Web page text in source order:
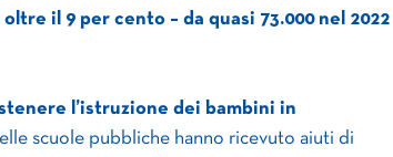
il 9 per cento – da quasi 73.000 nel 2022
l’istruzione dei bambini in
scuole pubbliche hanno ricevuto aiuti di